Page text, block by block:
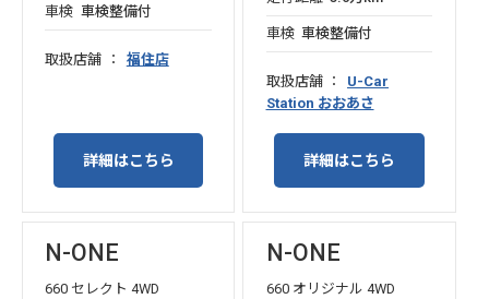
車検 車検整備付
取扱店舗 福住店
詳細はこちら
車検 車検整備付
取扱店舗
U-Car
Station おおあさ
詳細はこちら
N-ONE
660 セレクト 4WD
N-ONE
660 オリジナル 4WD